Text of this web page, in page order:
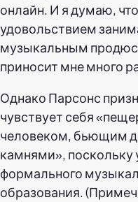
онлайн. И я думаю,
удовольствием
музыкальным
приносит мне много
Однако Парсонс
чувствует себя
человеком, бьющим
камнями», поскольку
формального
образования.